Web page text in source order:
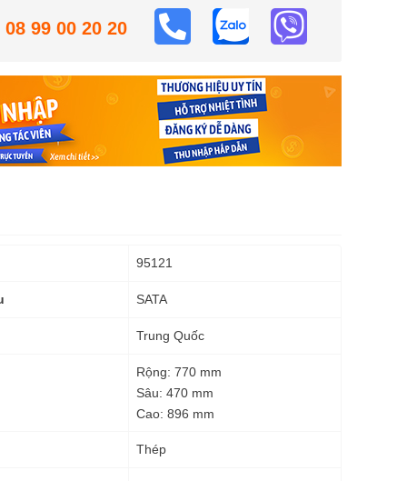
08 99 00 20 20
95121
SATA
Trung Quốc
Rộng: 770 mm
Sâu: 470 mm
Cao: 896 mm
Thép